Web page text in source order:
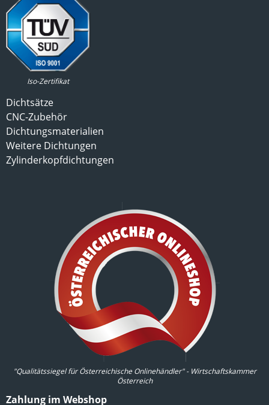
Iso-Zertifikat
Dichtsätze
CNC-Zubehör
Dichtungsmaterialien
Weitere Dichtungen
Zylinderkopfdichtungen
"Qualitätssiegel für Österreichische Onlinehändler" - Wirtschaftskammer
Österreich
Zahlung im Webshop